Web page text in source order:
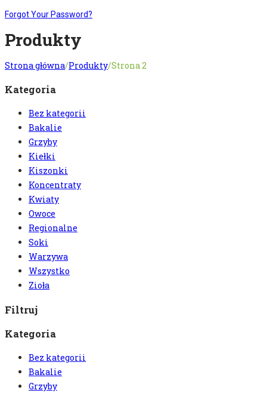
Forgot Your Password?
Produkty
Strona główna/Produkty/Strona 2
Kategoria
Bez kategorii
Bakalie
Grzyby
Kiełki
Kiszonki
Koncentraty
Kwiaty
Owoce
Regionalne
Soki
Warzywa
Wszystko
Zioła
Filtruj
Kategoria
Bez kategorii
Bakalie
Grzyby